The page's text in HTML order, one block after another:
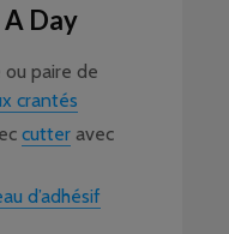
Day
paire de
crantés
cutter avec
d’adhésif